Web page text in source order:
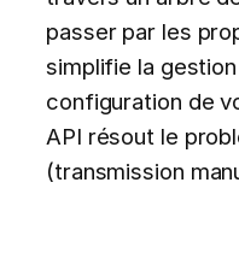
passer par les
simplifie la
configuration de
API résout le
(transmission